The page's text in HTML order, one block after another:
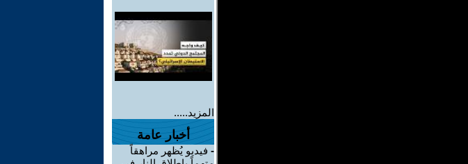
المزيد.....
أخبار عامة
- فيديو يُظهر مراهقاً